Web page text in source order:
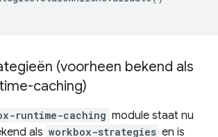
(voorheen bekend als
caching)
runtime-caching module staat nu
als workbox-strategies en is